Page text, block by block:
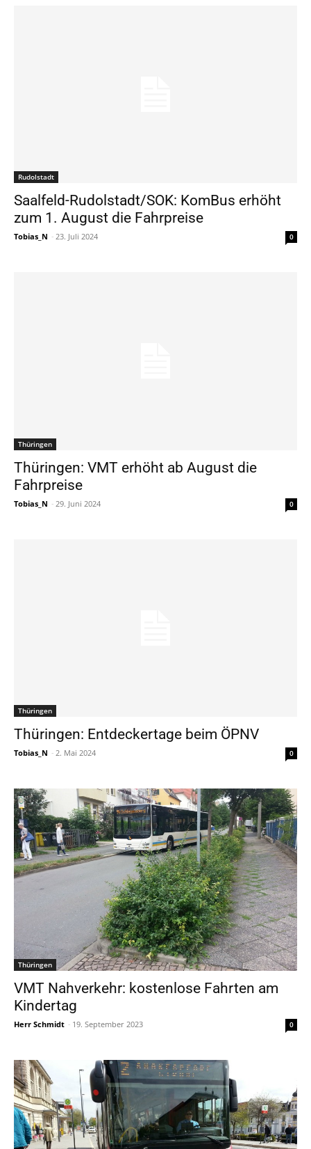
Rudolstadt
Saalfeld-Rudolstadt/SOK: KomBus erhöht
zum 1. August die Fahrpreise
Tobias_N - 23. Juli 2024 0
Thüringen
Thüringen: VMT erhöht ab August die
Fahrpreise
Tobias_N - 29. Juni 2024 0
Thüringen
Thüringen: Entdeckertage beim ÖPNV
Tobias_N - 2. Mai 2024 0
Thüringen
VMT Nahverkehr: kostenlose Fahrten am
Kindertag
Herr Schmidt - 19. September 2023 0